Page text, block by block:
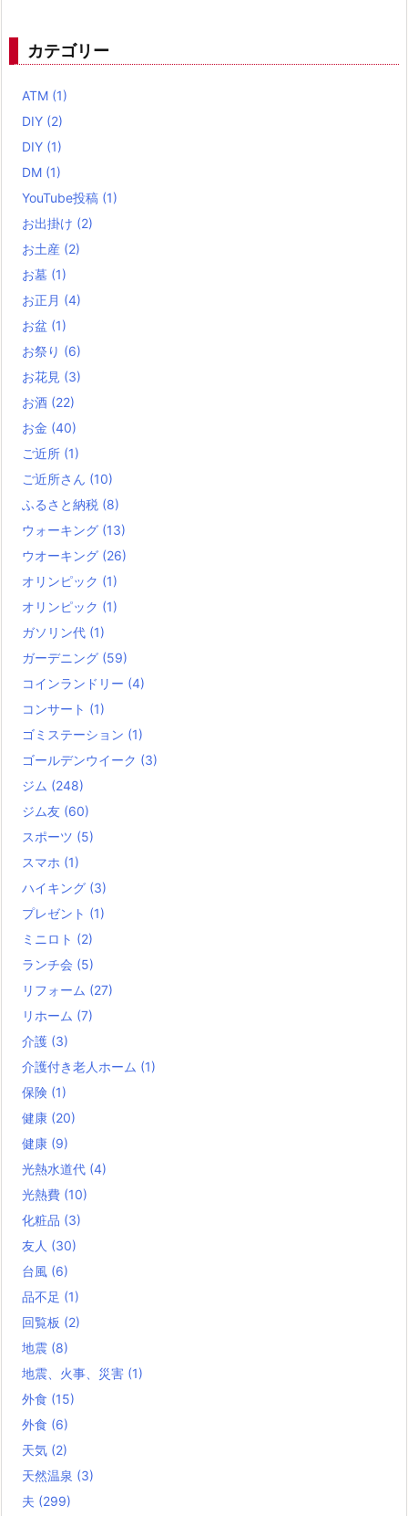
カテゴリー
ATM (1)
DIY (2)
DIY (1)
DM (1)
YouTube投稿 (1)
お出掛け (2)
お土産 (2)
お墓 (1)
お正月 (4)
お盆 (1)
お祭り (6)
お花見 (3)
お酒 (22)
お金 (40)
ご近所 (1)
ご近所さん (10)
ふるさと納税 (8)
ウォーキング (13)
ウオーキング (26)
オリンピック (1)
オリンピック (1)
ガソリン代 (1)
ガーデニング (59)
コインランドリー (4)
コンサート (1)
ゴミステーション (1)
ゴールデンウイーク (3)
ジム (248)
ジム友 (60)
スポーツ (5)
スマホ (1)
ハイキング (3)
プレゼント (1)
ミニロト (2)
ランチ会 (5)
リフォーム (27)
リホーム (7)
介護 (3)
介護付き老人ホーム (1)
保険 (1)
健康 (20)
健康 (9)
光熱水道代 (4)
光熱費 (10)
化粧品 (3)
友人 (30)
台風 (6)
品不足 (1)
回覧板 (2)
地震 (8)
地震、火事、災害 (1)
外食 (15)
外食 (6)
天気 (2)
天然温泉 (3)
夫 (299)